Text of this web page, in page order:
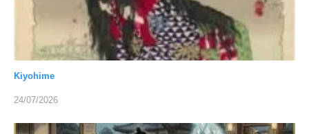
Kiyohime
24/07/2026